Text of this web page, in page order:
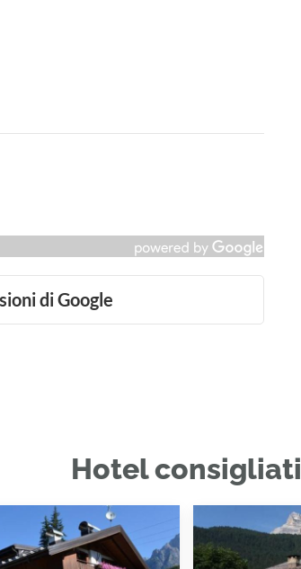
di Google
Hotel consigliati